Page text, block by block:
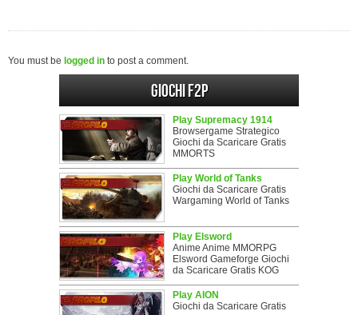
You must be logged in to post a comment.
Giochi F2P
Play Supremacy 1914
Browsergame Strategico
Giochi da Scaricare Gratis
MMORTS
Play World of Tanks
Giochi da Scaricare Gratis
Wargaming World of Tanks
Play Elsword
Anime Anime MMORPG
Elsword Gameforge Giochi
da Scaricare Gratis KOG
Play AION
Giochi da Scaricare Gratis